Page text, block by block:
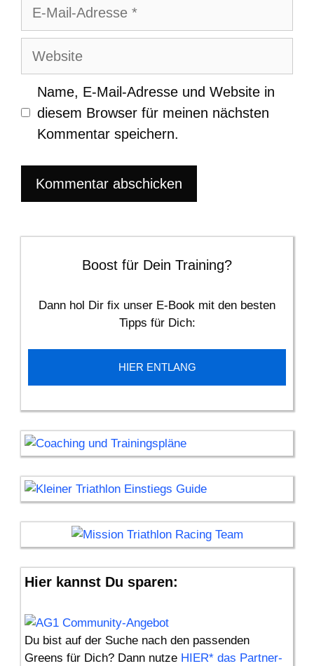
E-
Website
Name, E-Mail-Adresse und Website in
diesem Browser für meinen nächsten
Kommentar speichern.
Boost für Dein Training?
Dann hol Dir fix unser E-Book mit den besten
Tipps für Dich:
HIER ENTLANG
Hier kannst Du sparen:
Du bist auf der Suche nach den passenden
Greens für Dich? Dann nutze HIER* das Partner-